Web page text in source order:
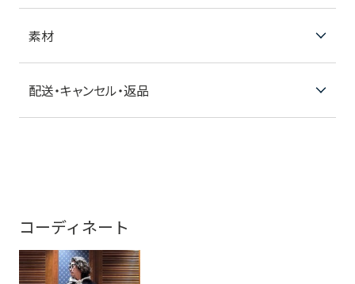
素材
配送・キャンセル・返品
コーディネート